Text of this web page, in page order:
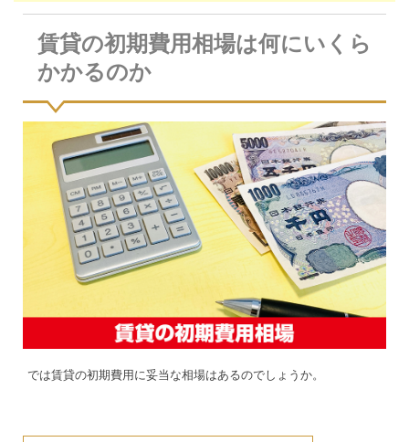
賃貸の初期費用相場は何にいくら
かかるのか
では賃貸の初期費用に妥当な相場はあるのでしょうか。